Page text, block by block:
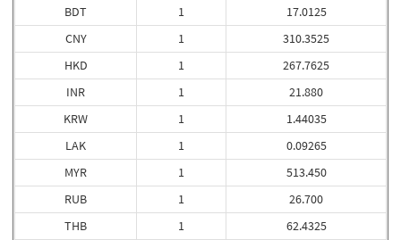
BDT
CNY
HKD
INR
KRW
LAK
MYR
RUB
THB
1
1
1
1
1
1
1
1
1
17.0125
310.3525
267.7625
21.880
1.44035
0.09265
513.450
26.700
62.4325